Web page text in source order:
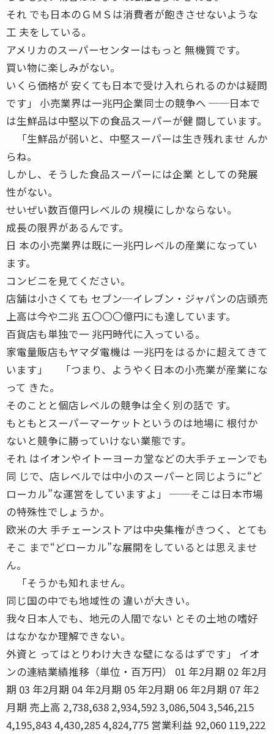
それ でも日本のＧＭＳは消費者が飽きさせないような
工 夫をしている。
アメリカのスーパーセンターはもっと 無機質です。
買い物に楽しみがない。
いくら価格が 安くても日本で受け入れられるのかは疑問
です」 小売業界は一兆円企業同士の競争へ ──日本で
は生鮮品は中堅以下の食品スーパーが健 闘しています。
「生鮮品が弱いと、中堅スーパーは生き残れませ んか
らね。
しかし、そうした食品スーパーには企業 としての発展
性がない。
せいぜい数百億円レベルの 規模にしかならない。
成長の限界があるんです。
日 本の小売業界は既に一兆円レベルの産業になってい
ます。
コンビニを見てください。
店舗は小さくても セブン─イレブン・ジャパンの店頭売
上高は今や二兆 五〇〇〇億円にも達しています。
百貨店も単独で一 兆円時代に入っている。
家電量販店もヤマダ電機は 一兆円をはるかに超えてきて
います」 「つまり、ようやく日本の小売業が産業にな
って きた。
そのことと個店レベルの競争は全く別の話で す。
もともとスーパーマーケットというのは地場に 根付か
ないと競争に勝っていけない業態です。
それ はイオンやイトーヨーカ堂などの大手チェーンでも
同 じで、店レベルでは中小のスーパーと同じように“ど
ローカル”な運営をしていますよ」 ──そこは日本市場
の特殊性でしょうか。
欧米の大 手チェーンストアは中央集権がきつく、とても
そこ まで“どローカル”な展開をしているとは思えませ
ん。
「そうかも知れません。
同じ国の中でも地域性の 違いが大きい。
我々日本人でも、地元の人間でない とその土地の嗜好
はなかなか理解できない。
外資と ってはとりわけ大きな壁になるはずです」 イオ
ンの連結業績推移（単位・百万円） 01 年2月期 02 年2月
期 03 年2月期 04 年2月期 05 年2月期 06 年2月期 07 年2
月期 売上高 2,738,638 2,934,592 3,086,504 3,546,215
4,195,843 4,430,285 4,824,775 営業利益 92,060 119,222